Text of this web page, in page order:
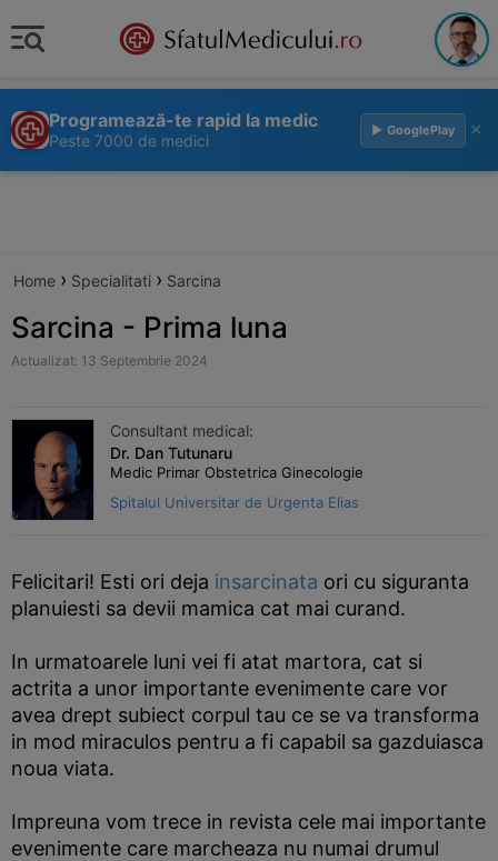
Programează-te rapid la medic
Peste 7000 de medici
▶ GooglePlay ×
Home › Specialitati › Sarcina
Sarcina - Prima luna
Actualizat: 13 Septembrie 2024
Consultant medical:
Dr. Dan Tutunaru
Medic Primar Obstetrica Ginecologie
Spitalul Universitar de Urgenta Elias
Felicitari! Esti ori deja insarcinata ori cu siguranta
planuiesti sa devii mamica cat mai curand.
In urmatoarele luni vei fi atat martora, cat si
actrita a unor importante evenimente care vor
avea drept subiect corpul tau ce se va transforma
in mod miraculos pentru a fi capabil sa gazduiasca
noua viata.
Impreuna vom trece in revista cele mai importante
evenimente care marcheaza nu numai drumul